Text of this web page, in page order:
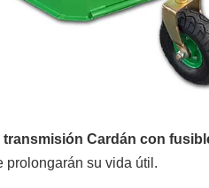
transmisión Cardán con
prolongarán su vida útil.